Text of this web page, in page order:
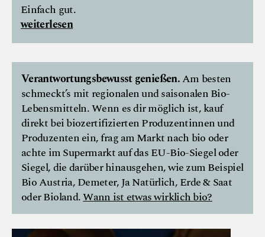
Einfach gut.
weiterlesen
Verantwortungsbewusst genießen.Am besten
schmeckt’s mit regionalen und saisonalen Bio-
Lebensmitteln. Wenn es dir möglich ist, kauf
direkt bei biozertifizierten Produzentinnen und
Produzenten ein, frag am Markt nach bio oder
achte im Supermarkt auf das EU-Bio-Siegel oder
Siegel, die darüber hinausgehen, wie zum Beispiel
Bio Austria, Demeter, Ja Natürlich, Erde & Saat
oder Bioland.Wann ist etwas wirklich bio?